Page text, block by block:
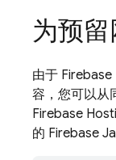
为预
由于
容，您可以从
Firebase
的 Firebase